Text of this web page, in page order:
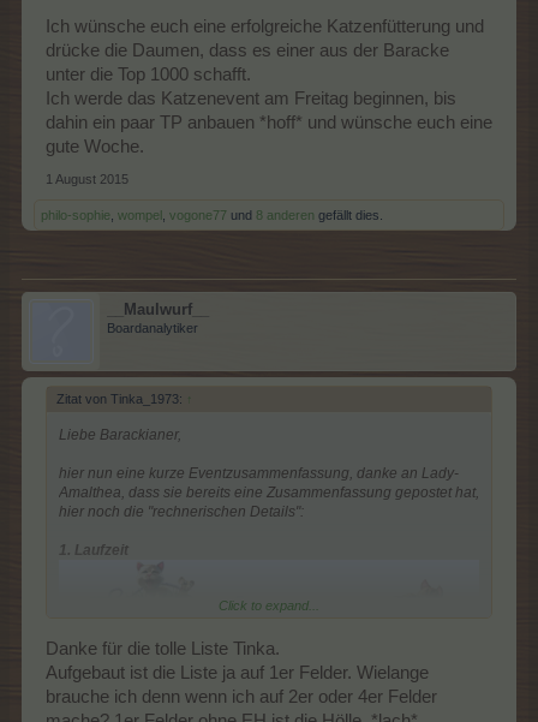
Ich wünsche euch eine erfolgreiche Katzenfütterung und
drücke die Daumen, dass es einer aus der Baracke
unter die Top 1000 schafft.
Ich werde das Katzenevent am Freitag beginnen, bis
dahin ein paar TP anbauen *hoff* und wünsche euch eine
gute Woche.
1 August 2015
philo-sophie wompel vogone77 und 8 anderen gefällt dies.
__Maulwurf__
Boardanalytiker
Zitat von Tinka_1973: ↑
Liebe Barackianer,
hier nun eine kurze Eventzusammenfassung, danke an Lady-
Amalthea, dass sie bereits eine Zusammenfassung gepostet hat,
hier noch die "rechnerischen Details":
1. Laufzeit
Click to expand...
Danke für die tolle Liste Tinka.
Aufgebaut ist die Liste ja auf 1er Felder. Wielange
brauche ich denn wenn ich auf 2er oder 4er Felder